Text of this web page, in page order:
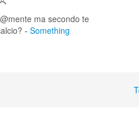
ma secondo te
-Something